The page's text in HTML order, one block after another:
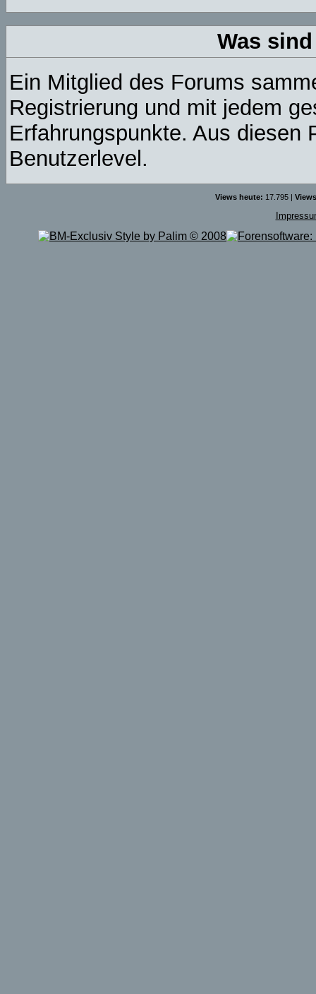
Was
Ein Mitglied des Forums
Registrierung und mit jedem
Erfahrungspunkte. Aus diesen
Benutzerlevel.
Views heute: 17.795 |